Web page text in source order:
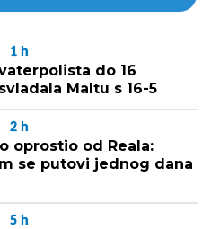
1 h
do 16
Maltu s 16-5
2 h
oprostio od Reala:
se putovi jednog dana
5 h